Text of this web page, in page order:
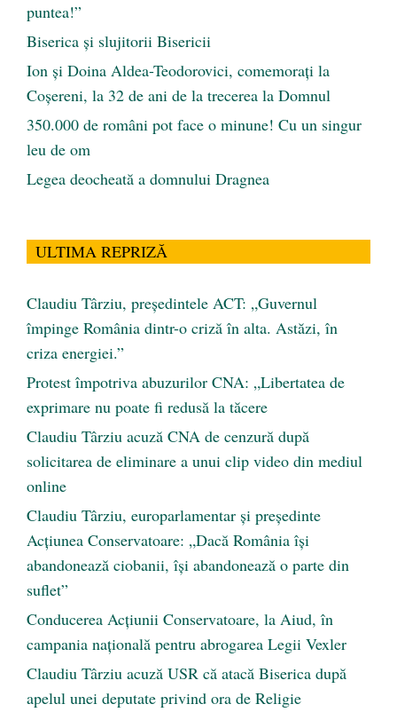
puntea!”
Biserica și slujitorii Bisericii
Ion și Doina Aldea-Teodorovici, comemorați la
Coșereni, la 32 de ani de la trecerea la Domnul
350.000 de români pot face o minune! Cu un singur
leu de om
Legea deocheată a domnului Dragnea
ULTIMA REPRIZĂ
Claudiu Târziu, președintele ACT: „Guvernul
împinge România dintr-o criză în alta. Astăzi, în
criza energiei.”
Protest împotriva abuzurilor CNA: „Libertatea de
exprimare nu poate fi redusă la tăcere
Claudiu Târziu acuză CNA de cenzură după
solicitarea de eliminare a unui clip video din mediul
online
Claudiu Târziu, europarlamentar și președinte
Acțiunea Conservatoare: „Dacă România își
abandonează ciobanii, își abandonează o parte din
suflet”
Conducerea Acțiunii Conservatoare, la Aiud, în
campania națională pentru abrogarea Legii Vexler
Claudiu Târziu acuză USR că atacă Biserica după
apelul unei deputate privind ora de Religie